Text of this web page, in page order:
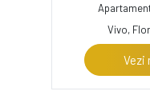
Vivo,
Vezi